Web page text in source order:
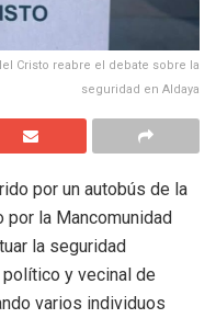
Cristo reabre el debate sobre la
seguridad en Aldaya
por un autobús de la
por la Mancomunidad
la seguridad
y vecinal de
varios individuos